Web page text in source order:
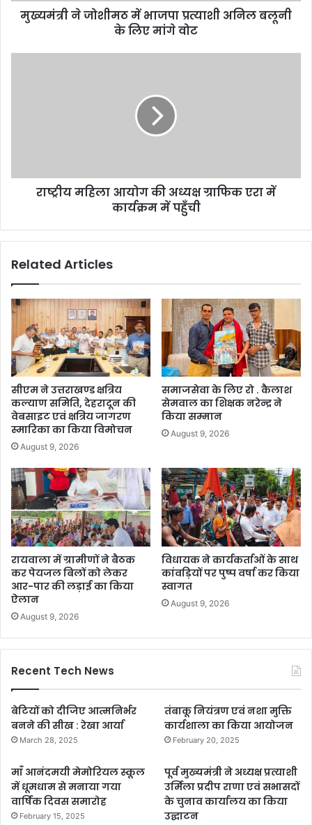
मुख्यमंत्री ने जोशीमठ में भाजपा प्रत्याशी अनिल बलूनी
के लिए मांगे वोट
राष्ट्रीय महिला आयोग की अध्यक्ष ग्राफिक एरा में
कार्यक्रम में पहुँची
Related Articles
सीएम ने उत्तराखण्ड क्षत्रिय
कल्याण समिति, देहरादून की
वेबसाइट एवं क्षत्रिय जागरण
स्मारिका का किया विमोचन
August 9, 2026
समाजसेवा के लिए रो . कैलाश
सेमवाल का शिक्षक नरेन्द्र ने
किया सम्मान
August 9, 2026
रायवाला में ग्रामीणों ने बैठक
कर पेयजल बिलों को लेकर
आर-पार की लड़ाई का किया
ऐलान
August 9, 2026
विधायक ने कार्यकर्ताओं के साथ
कांवड़ियों पर पुष्प वर्षा कर किया
स्वागत
August 9, 2026
Recent Tech News
बेटियों को दीजिए आत्मनिर्भर
बनने की सीख : रेखा आर्या
March 28, 2025
तंबाकू नियंत्रण एवं नशा मुक्ति
कार्यशाला का किया आयोजन
February 20, 2025
माँ आनंदमयी मेमोरियल स्कूल
में धूमधाम से मनाया गया
वार्षिक दिवस समारोह
February 15, 2025
पूर्व मुख्यमंत्री ने अध्यक्ष प्रत्याशी
उर्मिला प्रदीप राणा एवं सभासदों
के चुनाव कार्यालय का किया
उद्घाटन